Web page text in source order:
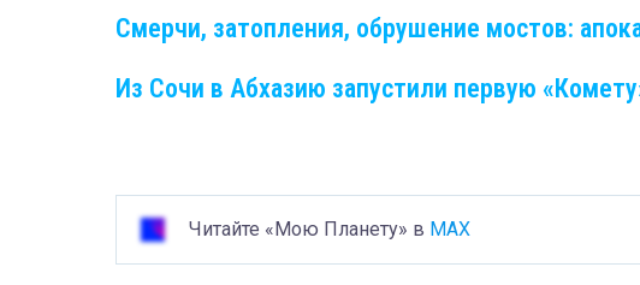
Смерчи, затопления, обрушение мостов:
Из Сочи в Абхазию запустили первую
Читайте «Мою Планету» в MAX